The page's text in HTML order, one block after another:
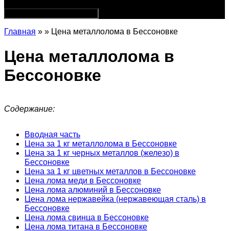
Главная » » Цена металлолома в Бессоновке
Цена металлолома в
Бессоновке
Содержание:
Вводная часть
Цена за 1 кг металлолома в Бессоновке
Цена за 1 кг черных металлов (железо) в
Бессоновке
Цена за 1 кг цветных металлов в Бессоновке
Цена лома меди в Бессоновке
Цена лома алюминий в Бессоновке
Цена лома нержавейка (нержавеющая сталь) в
Бессоновке
Цена лома свинца в Бессоновке
Цена лома титана в Бессоновке